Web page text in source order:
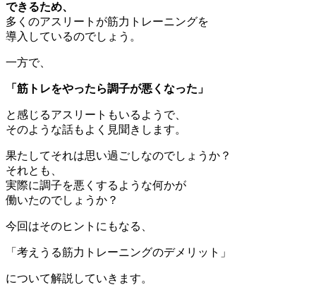
できるため、
多くのアスリートが筋力トレーニングを
導入しているのでしょう。
一方で、
「筋トレをやったら調子が悪くなった」
と感じるアスリートもいるようで、
そのような話もよく見聞きします。
果たしてそれは思い過ごしなのでしょうか？
それとも、
実際に調子を悪くするような何かが
働いたのでしょうか？
今回はそのヒントにもなる、
「考えうる筋力トレーニングのデメリット」
について解説していきます。